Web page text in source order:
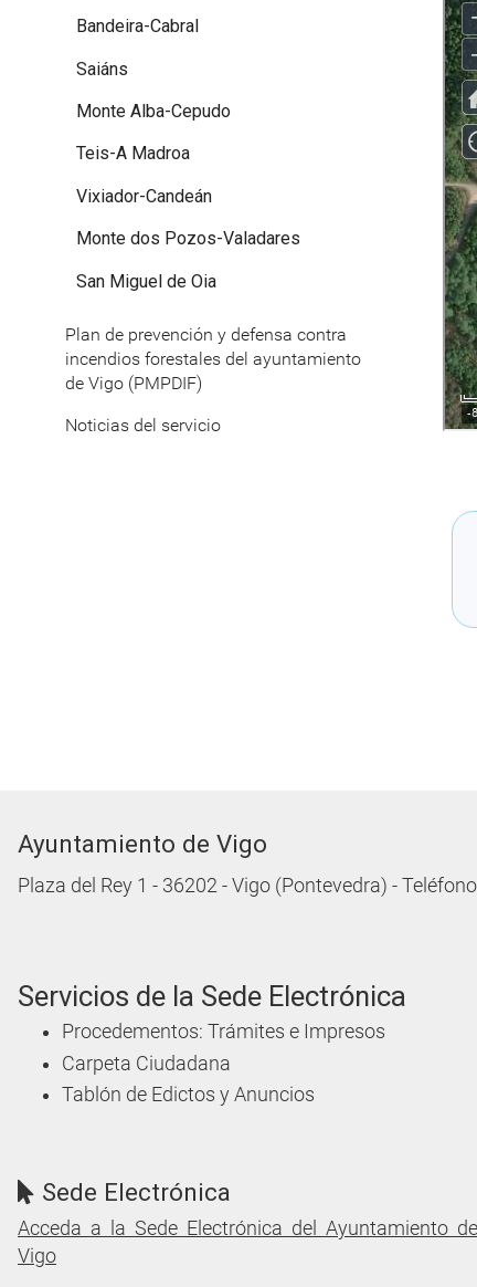
Bandeira-Cabral
Saiáns
Monte Alba-Cepudo
Teis-A Madroa
Vixiador-Candeán
Monte dos Pozos-Valadares
San Miguel de Oia
Plan de prevención y defensa contra
incendios forestales del ayuntamiento
de Vigo (PMPDIF)
Noticias del servicio
Ayuntamiento de Vigo
Plaza del Rey 1 - 36202 - Vigo (Pontevedra) -
Servicios de la Sede Electrónica
Procedementos: Trámites e Impresos
Carpeta Ciudadana
Tablón de Edictos y Anuncios
Sede Electrónica
Acceda a la Sede Electrónica del Ayuntamiento de
Vigo